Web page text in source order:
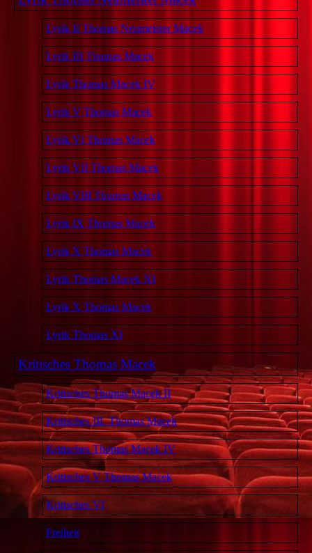
Lyrik II Thomas Neumeister Macek
Lyrik III Thomas Macek
Lyrik Thomas Macek IV
Lyrik V Thomas Macek
Lyrik VI Thomas Macek
Lyrik VII Thomas Macek
Lyrik VIII Thomas Macek
Lyrik IX Thomas Macek
Lyrik X Thomas Macek
Lyrik Thomas Macek XI
Lyrik X Thomas Macek
Lyrik Thomas XI
Kritisches Thomas Macek
Kritisches Thomas Macek II
Kritisches III. Thomas Macek
Kritisches Thomas Macek IV
Kritisches V Thomas Macek
Kritisches VI
Freiheit